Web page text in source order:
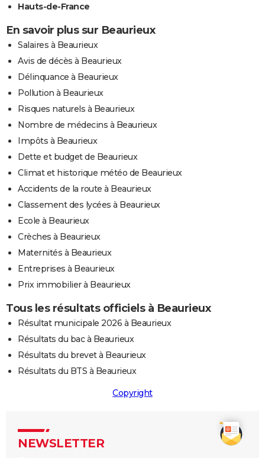
Hauts-de-France
En savoir plus sur Beaurieux
Salaires à Beaurieux
Avis de décès à Beaurieux
Délinquance à Beaurieux
Pollution à Beaurieux
Risques naturels à Beaurieux
Nombre de médecins à Beaurieux
Impôts à Beaurieux
Dette et budget de Beaurieux
Climat et historique météo de Beaurieux
Accidents de la route à Beaurieux
Classement des lycées à Beaurieux
Ecole à Beaurieux
Crèches à Beaurieux
Maternités à Beaurieux
Entreprises à Beaurieux
Prix immobilier à Beaurieux
Tous les résultats officiels à Beaurieux
Résultat municipale 2026 à Beaurieux
Résultats du bac à Beaurieux
Résultats du brevet à Beaurieux
Résultats du BTS à Beaurieux
Copyright
NEWSLETTER